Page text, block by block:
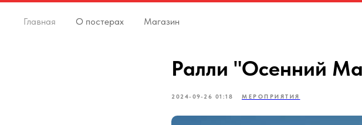
Главная О постерах Магазин
Ралли "Осенний
2024-09-26 01:18 МЕРОПРИЯТИЯ